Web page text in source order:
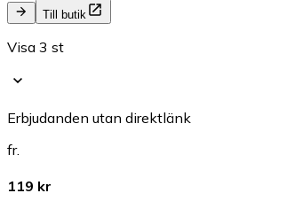
Till butik
Visa 3 st
Erbjudanden utan direktlänk
fr.
119 kr